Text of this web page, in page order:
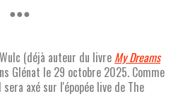
●●●
(déjà auteur du livre My Dreams
Glénat le 29 octobre 2025. Comme
axé sur l'épopée live de The